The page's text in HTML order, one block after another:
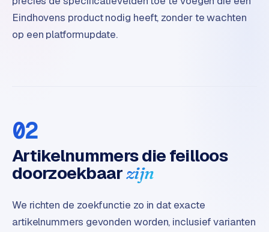
Eindhovens product nodig heeft, zonder te wachten
op een platformupdate.
02
Artikelnummers die feilloos
doorzoekbaarzijn
We richten de zoekfunctie zo in dat exacte
artikelnummers gevonden worden, inclusief varianten